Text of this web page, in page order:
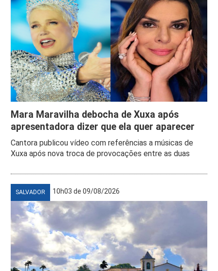
Mara Maravilha debocha de Xuxa após
apresentadora dizer que ela quer aparecer
Cantora publicou vídeo com referências a músicas de
Xuxa após nova troca de provocações entre as duas
SALVADOR 10h03 de 09/08/2026